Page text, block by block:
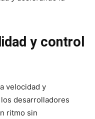
y control
velocidad y
desarrolladores
ritmo sin